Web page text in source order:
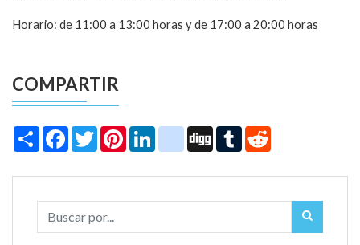
Horario: de 11:00 a 13:00 horas y de 17:00 a 20:00 horas
COMPARTIR
Share Facebook
TwitterPinterestLinkedIninstagram
Digg Tumblr